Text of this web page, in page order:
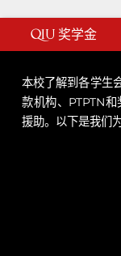
QIU奖学金
本校了解到各学生
款机构、PTPTN
援助。以下是我们